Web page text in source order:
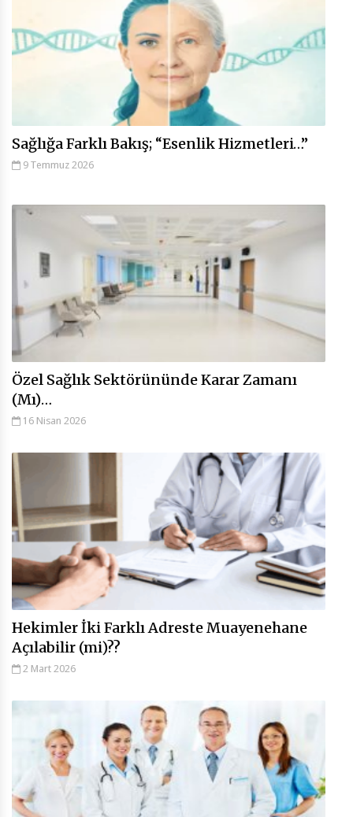
Sağlığa Farklı Bakış; “Esenlik Hizmetleri…”
9 Temmuz 2026
Özel Sağlık Sektörününde Karar Zamanı
(Mı)…
16 Nisan 2026
Hekimler İki Farklı Adreste Muayenehane
Açılabilir (mi)??
2 Mart 2026